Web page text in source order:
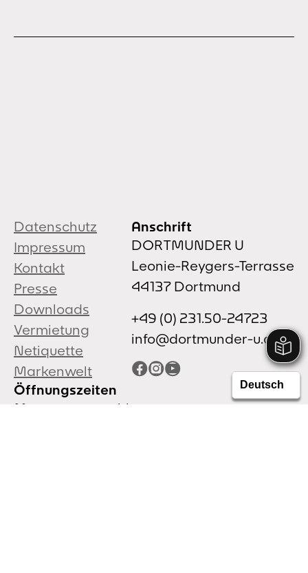
Datenschutz
Impressum
Kontakt
Presse
Downloads
Vermietung
Netiquette
Markenwelt
Anschrift
DORTMUNDER U
Leonie-Reygers-Terrasse
44137 Dortmund
+49 (0) 231.50-24723
info@dortmunder-u.de
Facebook
Instagram
YouTube
Öffnungszeiten
Mo:
geschlossen